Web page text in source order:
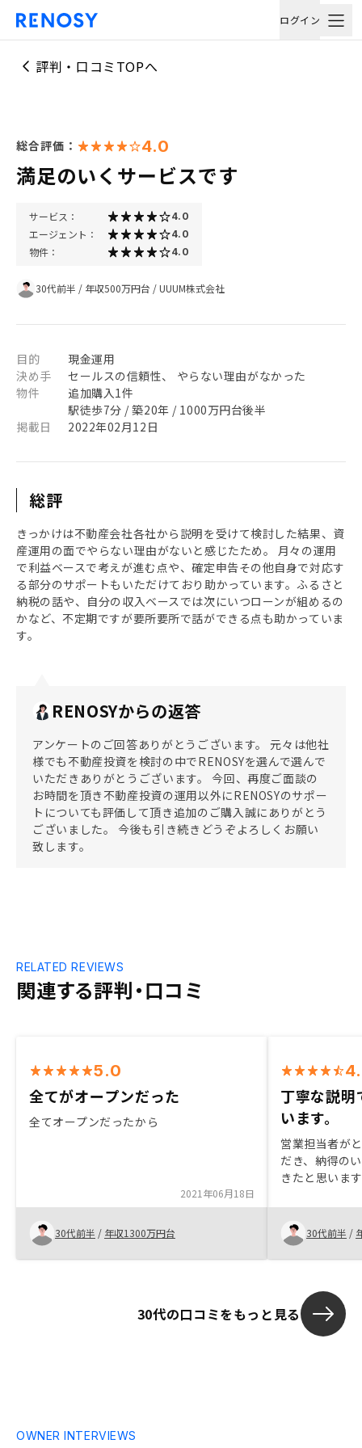
ログイン
評判・口コミTOPへ
総合評価： 4.0
満足のいくサービスです
サービス： 4.0
エージェント： 4.0
物件： 4.0
30代前半 / 年収500万円台 /UUUM株式会社
目的
現金運用
決め手
セールスの信頼性、 やらない理由がなかった
物件
追加購入1件
駅徒歩7分 / 築20年 / 1000万円台後半
掲載日
2022年02月12日
総評
きっかけは不動産会社各社から説明を受けて検討した結果、資
産運用の面でやらない理由がないと感じたため。 月々の運用
で利益ベースで考えが進む点や、確定申告その他自身で対応す
る部分のサポートもいただけており助かっています。ふるさと
納税の話や、自分の収入ベースでは次にいつローンが組めるの
かなど、不定期ですが要所要所で話ができる点も助かっていま
す。
RENOSYからの返答
アンケートのご回答ありがとうございます。 元々は他社
様でも不動産投資を検討の中でRENOSYを選んで選んで
いただきありがとうございます。 今回、再度ご面談の
お時間を頂き不動産投資の運用以外にRENOSYのサポー
トについても評価して頂き追加のご購入誠にありがとう
ございました。 今後も引き続きどうぞよろしくお願い
致します。
関連する評判・口コミ
RELATED REVIEWS
5.0
全てがオープンだった
全てオープンだったから
2021年06月18日
30代前半 / 年収1300万円台
丁寧な説明
います。
営業担当者が
だき、納得の
きたと思いま
たご、一つ一
消した形で進
す。
30代前半 /
30代の口コミをもっと見る
OWNER INTERVIEWS